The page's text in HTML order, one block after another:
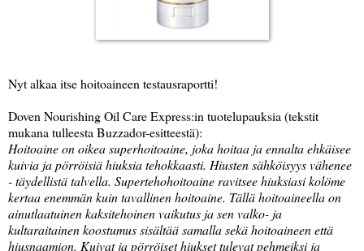
Nyt alkaa itse hoitoaineen testausraportti!
Doven Nourishing Oil Care Express:in tuotelupauksia (tekstit
mukana tulleesta Buzzador-esitteestä):
Hoitoaine on oikea superhoitoaine, joka hoitaa ja ennalta ehkäisee
kuivia ja pörröisiä hiuksia tehokkaasti. Hiusten sähköisyys vähenee
- täydellistä talvella. Supertehohoitoaine ravitsee hiuksiasi kolöme
kertaa enemmän kuin tavallinen hoitoaine. Tällä hoitoaineella on
ainutlaatuinen kaksitehoinen vaikutus ja sen valko- ja
kultaraitainen koostumus sisältää samalla sekä hoitoaineen että
hiusnaamion. Kuivat ja pörröiset hiukset tulevat pehmeiksi ja